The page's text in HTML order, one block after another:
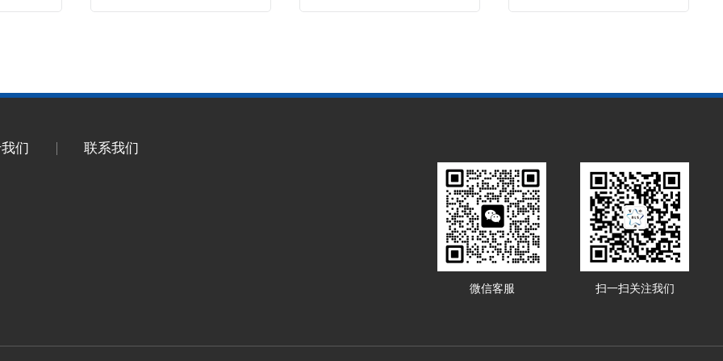
们 联系我们
微信客服 扫一扫关注我们